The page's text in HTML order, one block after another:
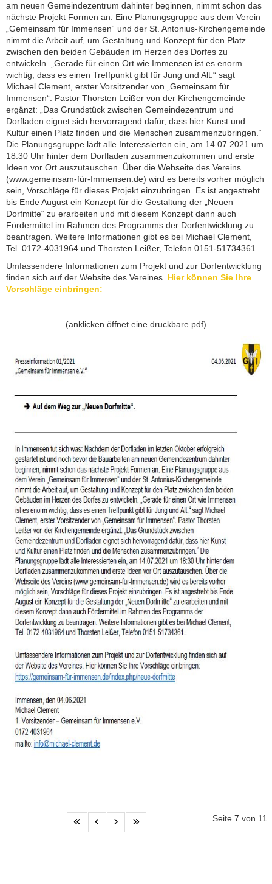
am neuen Gemeindezentrum dahinter beginnen, nimmt schon das
nächste Projekt Formen an. Eine Planungsgruppe aus dem Verein
„Gemeinsam für Immensen“ und der St. Antonius-Kirchengemeinde
nimmt die Arbeit auf, um Gestaltung und Konzept für den Platz
zwischen den beiden Gebäuden im Herzen des Dorfes zu
entwickeln. „Gerade für einen Ort wie Immensen ist es enorm
wichtig, dass es einen Treffpunkt gibt für Jung und Alt.“ sagt
Michael Clement, erster Vorsitzender von „Gemeinsam für
Immensen“. Pastor Thorsten Leißer von der Kirchengemeinde
ergänzt: „Das Grundstück zwischen Gemeindezentrum und
Dorfladen eignet sich hervorragend dafür, dass hier Kunst und
Kultur einen Platz finden und die Menschen zusammenzubringen.“
Die Planungsgruppe lädt alle Interessierten ein, am 14.07.2021 um
18:30 Uhr hinter dem Dorfladen zusammenzukommen und erste
Ideen vor Ort auszutauschen. Über die Webseite des Vereins
(www.gemeinsam-für-Immensen.de) wird es bereits vorher möglich
sein, Vorschläge für dieses Projekt einzubringen. Es ist angestrebt
bis Ende August ein Konzept für die Gestaltung der „Neuen
Dorfmitte“ zu erarbeiten und mit diesem Konzept dann auch
Fördermittel im Rahmen des Programms der Dorfentwicklung zu
beantragen. Weitere Informationen gibt es bei Michael Clement,
Tel. 0172-4031964 und Thorsten Leißer, Telefon 0151-51734361.
Umfassendere Informationen zum Projekt und zur Dorfentwicklung
finden sich auf der Website des Vereines. Hier können Sie Ihre
Vorschläge einbringen:
(anklicken öffnet eine druckbare pdf)
Seite 7 von 11